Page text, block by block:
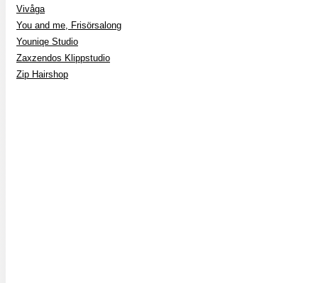
Vivåga
You and me, Frisörsalong
Youniqe Studio
Zaxzendos Klippstudio
Zip Hairshop